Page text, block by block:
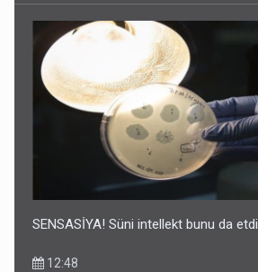
SENSASİYA! Süni intellekt bunu da etdi
12:48